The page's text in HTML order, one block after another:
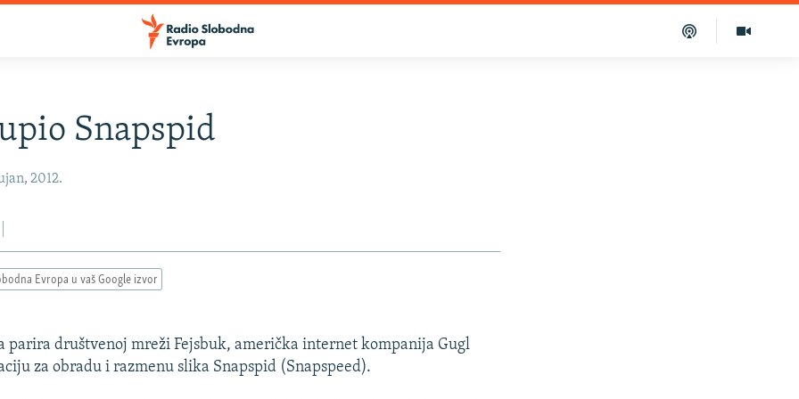
Snapspid
2012.
Evropa u vaš Google izvor
parira društvenoj mreži Fejsbuk, američka internet kompanija Gugl
za obradu i razmenu slika Snapspid (Snapspeed).